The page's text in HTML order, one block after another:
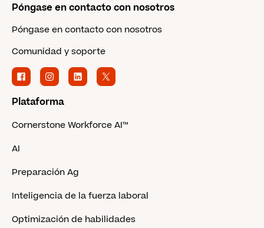
Póngase en contacto con nosotros
Póngase en contacto con nosotros
Comunidad y soporte
Plataforma
Cornerstone Workforce AI™
AI
Preparación Ag
Inteligencia de la fuerza laboral
Optimización de habilidades